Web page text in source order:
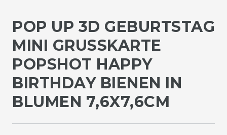
POP UP 3D GEBURTSTAG
MINI GRUSSKARTE P
OPSHOT HAPPY B
IRTHDAY BIENEN IN B
LUMEN 7,6X7,6CM